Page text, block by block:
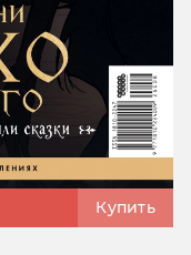
Купить